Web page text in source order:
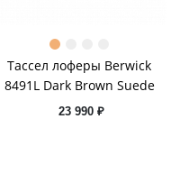
Тассел лоферы Berwick
8491L Dark Brown Suede
23 990 ₽